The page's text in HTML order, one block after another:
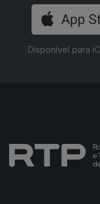
Disponível para